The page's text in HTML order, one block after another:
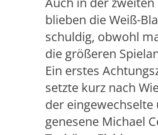
blieben die Weiß-
schuldig, obwohl
die größeren
Ein erstes
setzte kurz nach
der
genesene Michael